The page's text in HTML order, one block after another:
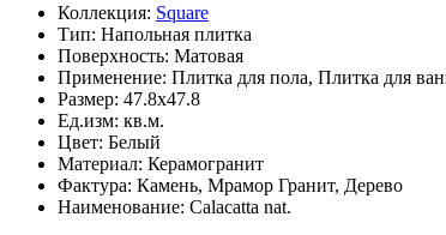
Коллекция: Square
Тип: Напольная плитка
Поверхность: Матовая
Применение: Плитка для пола, Плитка для
Размер: 47.8x47.8
Ед.изм: кв.м.
Цвет: Белый
Материал: Керамогранит
Фактура: Камень, Мрамор Гранит, Дерево
Наименование: Calacatta nat.